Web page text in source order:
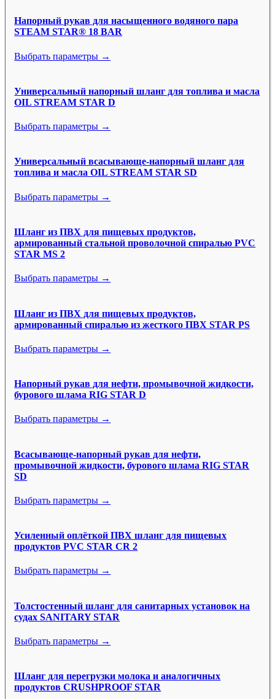
Напорный рукав для насыщенного водяного пара
STEAM STAR® 18 BAR
Выбрать параметры →
Универсальный напорный шланг для топлива и масла
OIL STREAM STAR D
Выбрать параметры →
Универсальный всасывающе-напорный шланг для
топлива и масла OIL STREAM STAR SD
Выбрать параметры →
Шланг из ПВХ для пищевых продуктов,
армированный стальной проволочной спиралью PVC
STAR MS 2
Выбрать параметры →
Шланг из ПВХ для пищевых продуктов,
армированный спиралью из жесткого ПВХ STAR PS
Выбрать параметры →
Напорный рукав для нефти, промывочной жидкости,
бурового шлама RIG STAR D
Выбрать параметры →
Всасывающе-напорный рукав для нефти,
промывочной жидкости, бурового шлама RIG STAR
SD
Выбрать параметры →
Усиленный оплёткой ПВХ шланг для пищевых
продуктов PVC STAR CR 2
Выбрать параметры →
Толстостенный шланг для санитарных установок на
судах SANITARY STAR
Выбрать параметры →
Шланг для перегрузки молока и аналогичных
продуктов CRUSHPROOF STAR